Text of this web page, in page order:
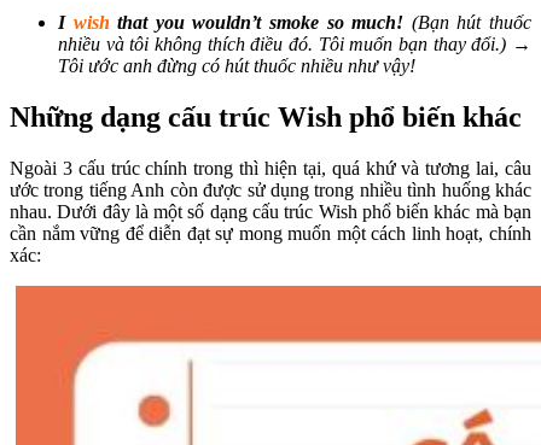
I wish that you wouldn’t smoke so much! (Bạn hút thuốc
nhiều và tôi không thích điều đó. Tôi muốn bạn thay đổi.) →
Tôi ước anh đừng có hút thuốc nhiều như vậy!
Những dạng cấu trúc Wish phổ biến khác
Ngoài 3 cấu trúc chính trong thì hiện tại, quá khứ và tương lai, câu
ước trong tiếng Anh còn được sử dụng trong nhiều tình huống khác
nhau. Dưới đây là một số dạng cấu trúc Wish phổ biến khác mà bạn
cần nắm vững để diễn đạt sự mong muốn một cách linh hoạt, chính
xác: